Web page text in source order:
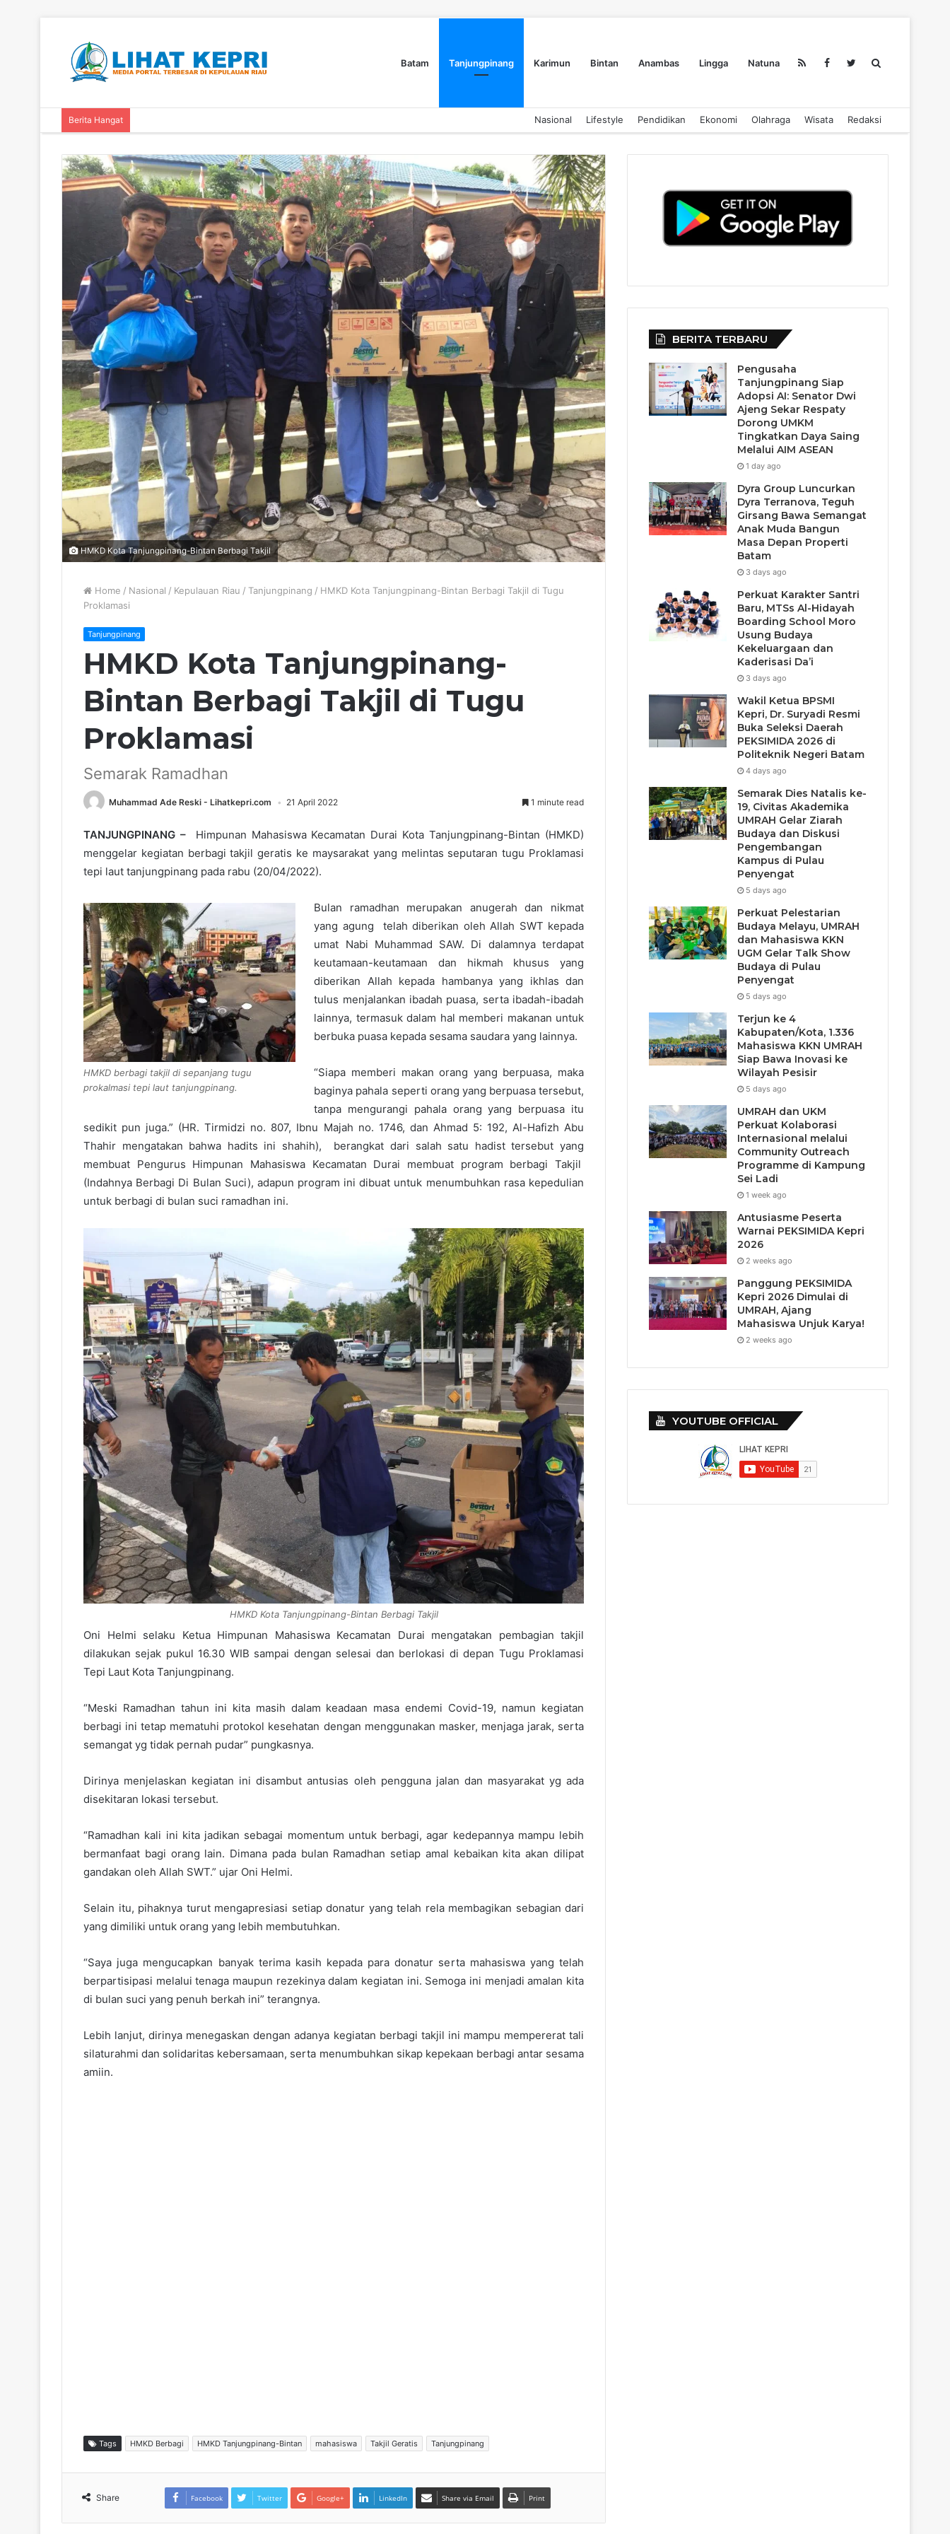
Batam Tanjungpinang Karimun Bintan Anambas Lingga Natuna
Berita Hangat Nasional Lifestyle Pendidikan Ekonomi Olahraga Wisata Redaksi
HMKD Kota Tanjungpinang-Bintan Berbagi Takjil
Home / Nasional / Kepulauan Riau / Tanjungpinang / HMKD Kota Tanjungpinang-Bintan Berbagi Takjil di Tugu
Proklamasi
Tanjungpinang
HMKD Kota Tanjungpinang-
Bintan Berbagi Takjil di Tugu
Proklamasi
Semarak Ramadhan
Muhammad Ade Reski - Lihatkepri.com 21 April 2022 1 minute read
TANJUNGPINANG –Himpunan Mahasiswa Kecamatan Durai Kota Tanjungpinang-Bintan (HMKD)
menggelar kegiatan berbagi takjil geratis ke maysarakat yang melintas seputaran tugu Proklamasi
tepi laut tanjungpinang pada rabu (20/04/2022).
HMKD berbagi takjil di sepanjang tugu
prokalmasi tepi laut tanjungpinang.
Bulan ramadhan merupakan anugerah dan nikmat
yang agung telah diberikan oleh Allah SWT kepada
umat Nabi Muhammad SAW. Di dalamnya terdapat
keutamaan-keutamaan dan hikmah khusus yang
diberikan Allah kepada hambanya yang ikhlas dan
tulus menjalankan ibadah puasa, serta ibadah-ibadah
lainnya, termasuk dalam hal memberi makanan untuk
berbuka puasa kepada sesama saudara yang lainnya.
“Siapa memberi makan orang yang berpuasa, maka
baginya pahala seperti orang yang berpuasa tersebut,
tanpa mengurangi pahala orang yang berpuasa itu
sedikit pun juga.” (HR. Tirmidzi no. 807, Ibnu Majah no. 1746, dan Ahmad 5: 192, Al-Hafizh Abu
Thahir mengatakan bahwa hadits ini shahih), berangkat dari salah satu hadist tersebut yang
membuat Pengurus Himpunan Mahasiswa Kecamatan Durai membuat program berbagi Takjil
(Indahnya Berbagi Di Bulan Suci), adapun program ini dibuat untuk menumbuhkan rasa kepedulian
untuk berbagi di bulan suci ramadhan ini.
HMKD Kota Tanjungpinang-Bintan Berbagi Takjil
Oni Helmi selaku Ketua Himpunan Mahasiswa Kecamatan Durai mengatakan pembagian takjil
dilakukan sejak pukul 16.30 WIB sampai dengan selesai dan berlokasi di depan Tugu Proklamasi
Tepi Laut Kota Tanjungpinang.
“Meski Ramadhan tahun ini kita masih dalam keadaan masa endemi Covid-19, namun kegiatan
berbagi ini tetap mematuhi protokol kesehatan dengan menggunakan masker, menjaga jarak, serta
semangat yg tidak pernah pudar” pungkasnya.
Dirinya menjelaskan kegiatan ini disambut antusias oleh pengguna jalan dan masyarakat yg ada
disekitaran lokasi tersebut.
“Ramadhan kali ini kita jadikan sebagai momentum untuk berbagi, agar kedepannya mampu lebih
bermanfaat bagi orang lain. Dimana pada bulan Ramadhan setiap amal kebaikan kita akan dilipat
gandakan oleh Allah SWT.” ujar Oni Helmi.
Selain itu, pihaknya turut mengapresiasi setiap donatur yang telah rela membagikan sebagian dari
yang dimiliki untuk orang yang lebih membutuhkan.
“Saya juga mengucapkan banyak terima kasih kepada para donatur serta mahasiswa yang telah
berpartisipasi melalui tenaga maupun rezekinya dalam kegiatan ini. Semoga ini menjadi amalan kita
di bulan suci yang penuh berkah ini” terangnya.
Lebih lanjut, dirinya menegaskan dengan adanya kegiatan berbagi takjil ini mampu mempererat tali
silaturahmi dan solidaritas kebersamaan, serta menumbuhkan sikap kepekaan berbagi antar sesama
amiin.
Tags HMKD Berbagi HMKD Tanjungpinang-Bintan mahasiswa Takjil Geratis Tanjungpinang
Share Facebook Twitter Google+ LinkedIn Share via Email Print
BERITA TERBARU
Pengusaha
Tanjungpinang Siap
Adopsi AI: Senator Dwi
Ajeng Sekar Respaty
Dorong UMKM
Tingkatkan Daya Saing
Melalui AIM ASEAN
1 day ago
Dyra Group Luncurkan
Dyra Terranova, Teguh
Girsang Bawa Semangat
Anak Muda Bangun
Masa Depan Properti
Batam
3 days ago
Perkuat Karakter Santri
Baru, MTSs Al-Hidayah
Boarding School Moro
Usung Budaya
Kekeluargaan dan
Kaderisasi Da’i
3 days ago
Wakil Ketua BPSMI
Kepri, Dr. Suryadi Resmi
Buka Seleksi Daerah
PEKSIMIDA 2026 di
Politeknik Negeri Batam
4 days ago
Semarak Dies Natalis ke-
19, Civitas Akademika
UMRAH Gelar Ziarah
Budaya dan Diskusi
Pengembangan
Kampus di Pulau
Penyengat
5 days ago
Perkuat Pelestarian
Budaya Melayu, UMRAH
dan Mahasiswa KKN
UGM Gelar Talk Show
Budaya di Pulau
Penyengat
5 days ago
Terjun ke 4
Kabupaten/Kota, 1.336
Mahasiswa KKN UMRAH
Siap Bawa Inovasi ke
Wilayah Pesisir
5 days ago
UMRAH dan UKM
Perkuat Kolaborasi
Internasional melalui
Community Outreach
Programme di Kampung
Sei Ladi
1 week ago
Antusiasme Peserta
Warnai PEKSIMIDA Kepri
2026
2 weeks ago
Panggung PEKSIMIDA
Kepri 2026 Dimulai di
UMRAH, Ajang
Mahasiswa Unjuk Karya!
2 weeks ago
YOUTUBE OFFICIAL